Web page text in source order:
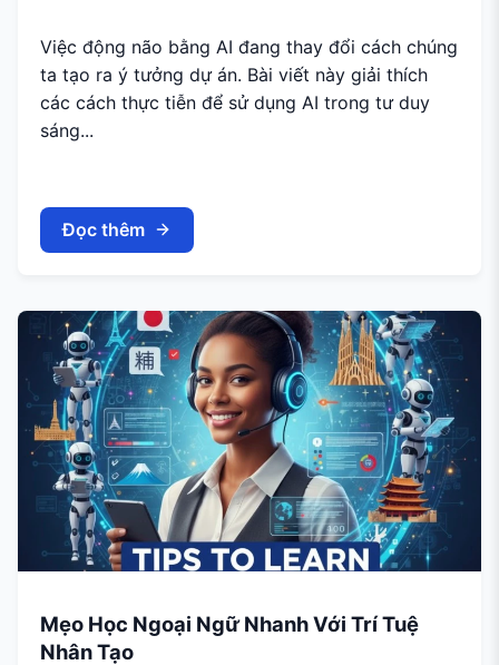
Việc động não bằng AI đang thay đổi cách chúng
ta tạo ra ý tưởng dự án. Bài viết này giải thích
các cách thực tiễn để sử dụng AI trong tư duy
sáng...
Đọc thêm
Mẹo Học Ngoại Ngữ Nhanh Với Trí Tuệ
Nhân Tạo